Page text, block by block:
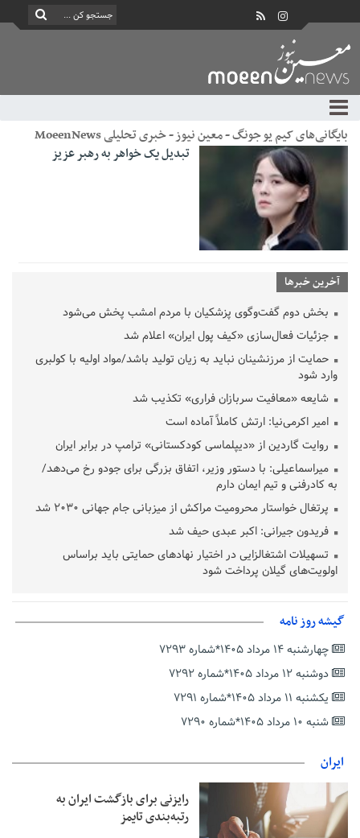
بایگانی‌های کیم یو جونگ - معین نیوز - خبری تحلیلی MoeenNews
تبدیل یک خواهر به رهبر عزیز
آخرین خبرها
بخش دوم گفت‌وگوی پزشکیان با مردم امشب پخش می‌شود
جزئیات فعال‌سازی «کیف پول ایران» اعلام شد
حمایت از مرزنشینان نباید به زیان تولید باشد/مواد اولیه با کولبری
وارد شود
شایعه «معافیت سربازان فراری» تکذیب شد
امیر اکرمی‌نیا: ارتش کاملاً آماده است
روایت گاردین از «دیپلماسی کودکستانی» ترامپ در برابر ایران
میراسماعیلی: با دستور وزیر، اتفاق بزرگی برای جودو رخ می‌دهد/
به کادرفنی و تیم ایمان دارم
پرتغال خواستار محرومیت مراکش از میزبانی جام جهانی ۲۰۳۰ شد
فریدون جیرانی: اکبر عبدی حیف شد
تسهیلات اشتغالزایی در اختیار نهادهای حمایتی باید براساس
اولویت‌های گیلان پرداخت شود
دفتر رهبر انقلاب: مطالب خارج از مراجع رسمی فاقد سندیت است
بقائی: فضای مذاکرات فنی و سیاسی ایران و عمان درباره تنگه هرمز،
مثبت است
رئیس سازمان جهاد کشاورزی استان: کشاورزان گیلان نسبت به
دریافت یارانه کود اقدام کنند
گیشه روز نامه
چهارشنبه ۱۴ مرداد ۱۴۰۵*شماره ۷۲۹۳
دوشنبه ۱۲ مرداد ۱۴۰۵*شماره ۷۲۹۲
یکشنبه ۱۱ مرداد ۱۴۰۵*شماره ۷۲۹۱
شنبه ۱۰ مرداد ۱۴۰۵*شماره ۷۲۹۰
ایران
رایزنی برای بازگشت ایران به
رتبه‌بندی تایمز